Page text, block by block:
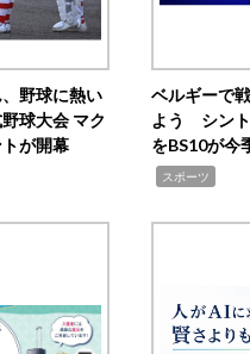
野球に熱い
球大会 マク
が開幕
ベルギーで
よう シン
をBS10が今
スポーツ